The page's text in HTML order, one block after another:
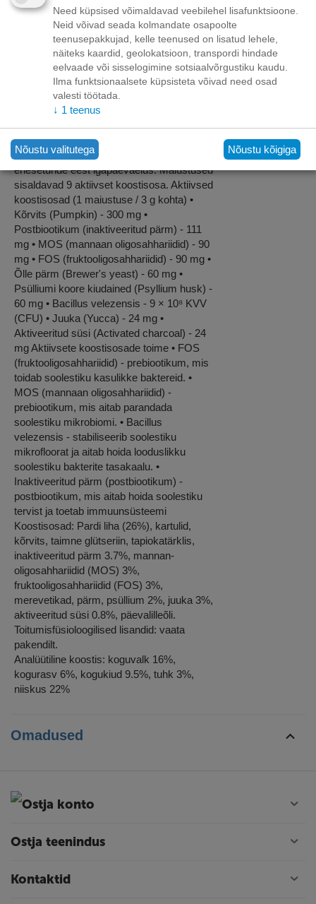
lisatoit koertele, soodustab seedimist ja
soolestiku tervist.
Pre & Probiotic tähendab peamiselt inuliini
(prebiootikum) — see toetab soolestiku
mikrofloorat Probiootikumid (elus bakterid)
ei ole selle toote koostises otseselt
märgitud (see on tavaline selle Boxby rea
Boxby Pre & Probiotics Bites aitab hoida
koera seedesüsteemi ja soolestiku tervist.
Sisemise tasakaalu ja koera parema
enesetunde eest igapäevaelus. Maiustused
sisaldavad 9 aktiivset koostisosa. Aktiivsed
koostisosad (1 maiustuse / 3 g kohta) •
Kõrvits (Pumpkin) - 300 mg •
Postbiootikum (inaktiveeritud pärm) - 111
mg • MOS (mannaan oligosahhariidid) - 90
mg • FOS (fruktooligosahhariidid) - 90 mg •
Õlle pärm (Brewer's yeast) - 60 mg •
Psülliumi koore kiudained (Psyllium husk) -
60 mg • Bacillus velezensis - 9 × 10⁸ KVV
(CFU) • Juuka (Yucca) - 24 mg •
Aktiveeritud süsi (Activated charcoal) - 24
mg Aktiivsete koostisosade toime • FOS
(fruktooligosahhariidid) - prebiootikum, mis
toidab soolestiku kasulikke baktereid. •
MOS (mannaan oligosahhariidid) -
prebiootikum, mis aitab parandada
soolestiku mikrobiomi. • Bacillus
velezensis - stabiliseerib soolestiku
mikrofloorat ja aitab hoida looduslikku
soolestiku bakterite tasakaalu. •
Inaktiveeritud pärm (postbiootikum) -
postbiootikum, mis aitab hoida soolestiku
tervist ja toetab immuunsüsteemi
Koostisosad: Pardi liha (26%), kartulid,
kõrvits, taimne glütseriin, tapiokatärklis,
inaktiveeritud pärm 3.7%, mannan-
oligosahhariidid (MOS) 3%,
fruktooligosahhariidid (FOS) 3%,
merevetikad, pärm, psüllium 2%, juuka 3%,
aktiveeritud süsi 0.8%, päevalilleõli.
Toitumisfüsioloogilised lisandid: vaata
pakendilt.
Analüütiline koostis: koguvalk 16%,
kogurasv 6%, kogukiud 9.5%, tuhk 3%,
niiskus 22%
Omadused
Ostja konto
Ostja teenindus
Kontaktid
Need küpsised võimaldavad veebilehel lisafunktsioone.
Neid võivad seada kolmandate osapoolte
teenusepakkujad, kelle teenused on lisatud lehele,
näiteks kaardid, geolokatsioon, transpordi hindade
eelvaade või sisselogimine sotsiaalvõrgustiku kaudu.
Ilma funktsionaalsete küpsisteta võivad need osad
valesti töötada.
↓ 1 teenus
Nõustu valitutega Nõustu kõigiga